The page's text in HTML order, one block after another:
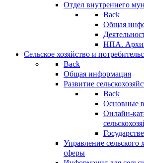
Отдел внутреннего
Back
Общая
НПА.
Сельское хозяйство и
Back
Общая информация
Развитие
Back
Основные
Онлайн-
Управление сельского
сферы